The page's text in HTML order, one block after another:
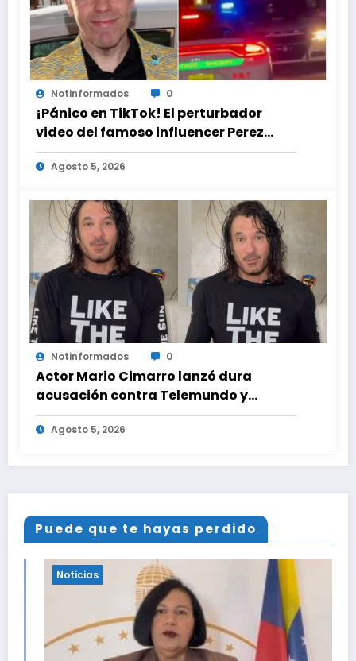
Notinformados 0
¡Pánico en TikTok! El perturbador
video del famoso influencer Perez
Hilton que obligó a sus fans a pedir
ayuda médica
Agosto 5, 2026
Notinformados 0
Actor Mario Cimarro lanzó dura
acusación contra Telemundo y
advirtió que lo que hacen en su contra
es ilegal en EEUU
Agosto 5, 2026
Puede que te hayas perdido
Noticias